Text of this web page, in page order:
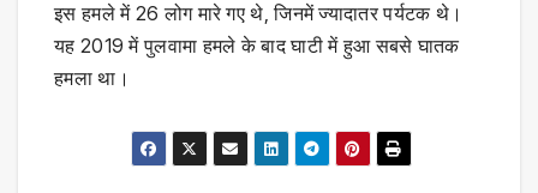
इस हमले में 26 लोग मारे गए थे, जिनमें ज्यादातर पर्यटक थे।
यह 2019 में पुलवामा हमले के बाद घाटी में हुआ सबसे घातक
हमला था।